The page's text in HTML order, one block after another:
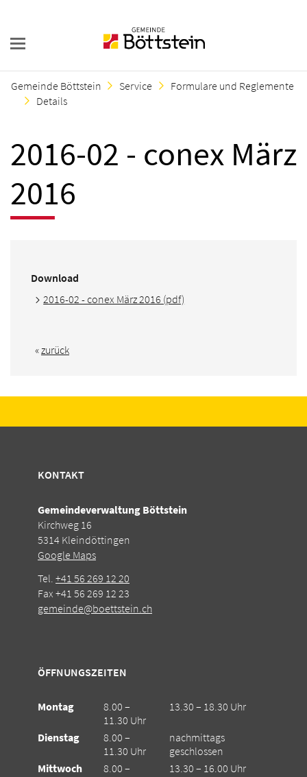
Gemeinde Böttstein Service
Formulare und Reglemente
Details
2016-02 - conex März
2016
Download
2016-02 - conex März 2016 (pdf)
«zurück
KONTAKT
Gemeindeverwaltung Böttstein
Kirchweg 16
5314 Kleindöttingen
Google Maps
Tel. +41 56 269 12 20
Fax +41 56 269 12 23
gemeinde@boettstein.ch
ÖFFNUNGSZEITEN
Montag
8.00 –
11.30 Uhr
13.30 – 18.30 Uhr
Dienstag
8.00 –
11.30 Uhr
nachmittags
geschlossen
Mittwoch
8.00 –
13.30 – 16.00 Uhr